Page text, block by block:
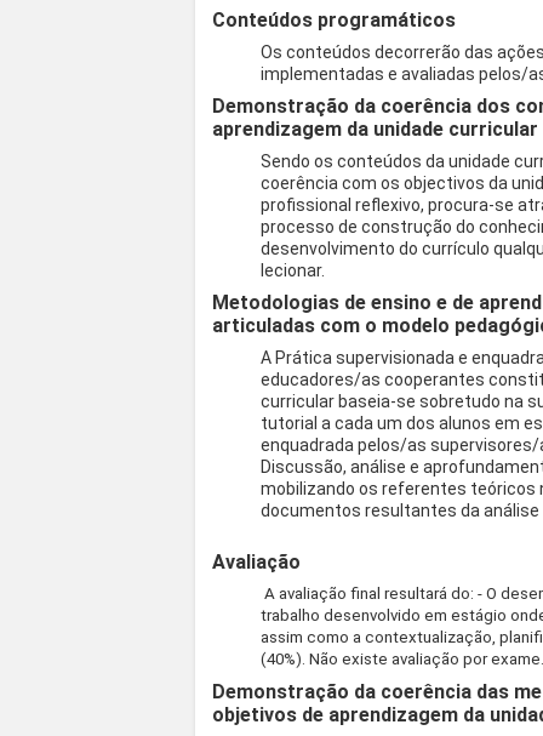
Conteúdos programáticos
Os conteúdos decorrerão das
implementadas e avaliadas pelos/
Demonstração da coerência dos
aprendizagem da unidade curricular
Sendo os conteúdos da unidade
coerência com os objectivos da
profissional reflexivo, procura-se
processo de construção do
desenvolvimento do currículo
lecionar.
Metodologias de ensino e de
articuladas com o modelo
A Prática supervisionada e
educadores/as cooperantes
curricular baseia-se sobretudo na
tutorial a cada um dos alunos em
enquadrada pelos/as
Discussão, análise e
mobilizando os referentes teóricos
documentos resultantes da
Avaliação
A avaliação final resultará do: - O
trabalho desenvolvido em estágio
assim como a contextualização,
(40%). Não existe avaliação por
Demonstração da coerência das
objetivos de aprendizagem da